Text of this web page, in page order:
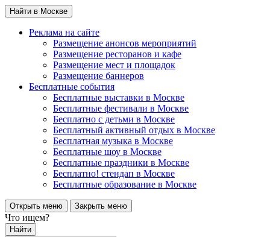
Найти в Москве
Реклама на сайте
Размещение анонсов мероприятий
Размещение ресторанов и кафе
Размещение мест и площадок
Размещение баннеров
Бесплатные события
Бесплатные выставки в Москве
Бесплатные фестивали в Москве
Бесплатно с детьми в Москве
Бесплатный активный отдых в Москве
Бесплатная музыка в Москве
Бесплатные шоу в Москве
Бесплатные праздники в Москве
Бесплатно! стендап в Москве
Бесплатные образование в Москве
Открыть меню Закрыть меню
Что ищем?
Найти